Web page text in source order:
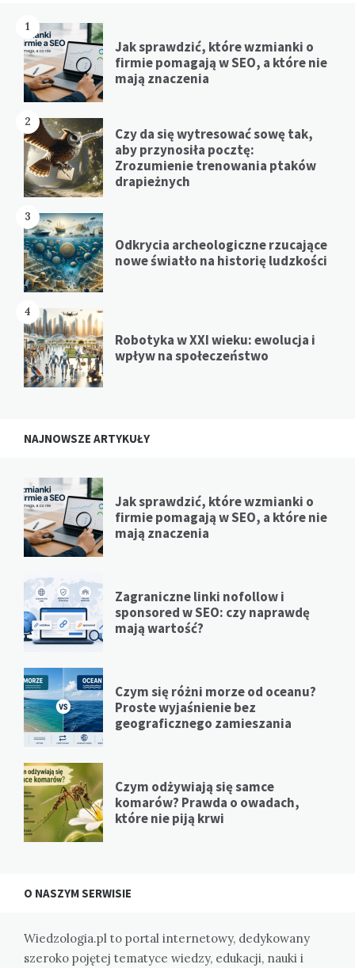
1
Jak sprawdzić, które wzmianki o
firmie pomagają w SEO, a które nie
mają znaczenia
2
Czy da się wytresować sowę tak,
aby przynosiła pocztę:
Zrozumienie trenowania ptaków
drapieżnych
3
Odkrycia archeologiczne rzucające
nowe światło na historię ludzkości
4
Robotyka w XXI wieku: ewolucja i
wpływ na społeczeństwo
NAJNOWSZE ARTYKUŁY
Jak sprawdzić, które wzmianki o
firmie pomagają w SEO, a które nie
mają znaczenia
Zagraniczne linki nofollow i
sponsored w SEO: czy naprawdę
mają wartość?
Czym się różni morze od oceanu?
Proste wyjaśnienie bez
geograficznego zamieszania
Czym odżywiają się samce
komarów? Prawda o owadach,
które nie piją krwi
O NASZYM SERWISIE
Wiedzologia.pl to portal internetowy, dedykowany
szeroko pojętej tematyce wiedzy, edukacji, nauki i